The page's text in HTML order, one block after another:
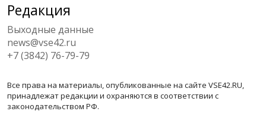
Редакция
Выходные данные
news@vse42.ru
+7 (3842) 76-79-79
Все права на материалы, опубликованные на сайте VSE42.RU,
принадлежат редакции и охраняются в соответствии с
законодательством РФ.